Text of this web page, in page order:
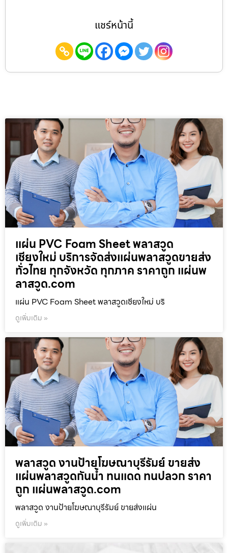
แชร์หน้านี้
แผ่น PVC Foam Sheet พลาสวูด
เชียงใหม่ บริการจัดส่งแผ่นพลาสวูดขายส่ง
ทั่วไทย ทุกจังหวัด ทุกภาค ราคาถูก แผ่นพ
ลาสวูด.com
แผ่น PVC Foam Sheet พลาสวูดเชียงใหม่ บริ
ดูเพิ่มเติม »
พลาสวูด งานป้ายโฆษณาบุรีรัมย์ ขายส่ง
แผ่นพลาสวูดกันน้ำ ทนแดด ทนปลวก ราคา
ถูก แผ่นพลาสวูด.com
พลาสวูด งานป้ายโฆษณาบุรีรัมย์ ขายส่งแผ่น
ดูเพิ่มเติม »